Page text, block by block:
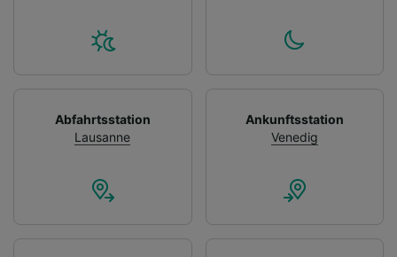
Abfahrtsstation
Lausanne
Ankunftsstation
Venedig